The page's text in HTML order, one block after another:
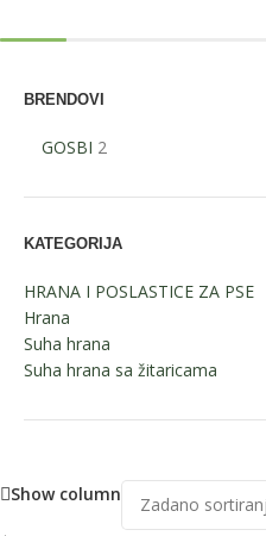
BRENDOVI
GOSBI 2
KATEGORIJA
HRANA I POSLASTICE ZA PSE
Hrana
Suha hrana
Suha hrana sa žitaricama
Show column